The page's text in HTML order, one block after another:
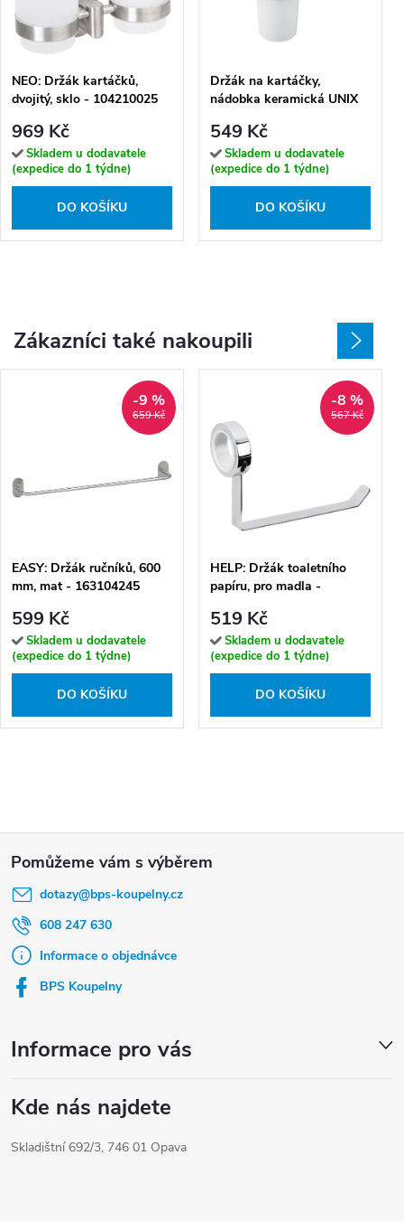
NEO: Držák kartáčků,
dvojitý, sklo - 104210025
969 Kč
Skladem u dodavatele
(expedice do 1 týdne)
DO KOŠÍKU
Držák na kartáčky,
nádobka keramická UNIX
549 Kč
Skladem u dodavatele
(expedice do 1 týdne)
DO KOŠÍKU
Zákazníci také nakoupili
659 Kč
-9 %
EASY: Držák ručníků, 600
mm, mat - 163104245
599 Kč
Skladem u dodavatele
(expedice do 1 týdne)
DO KOŠÍKU
567 Kč
-8 %
HELP: Držák toaletního
papíru, pro madla -
519 Kč
Skladem u dodavatele
(expedice do 1 týdne)
DO KOŠÍKU
dotazy@bps-koupelny.cz
608 247 630
Informace o objednávce
BPS Koupelny
Informace pro vás
Kde nás najdete
Skladištní 692/3, 746 01 Opava